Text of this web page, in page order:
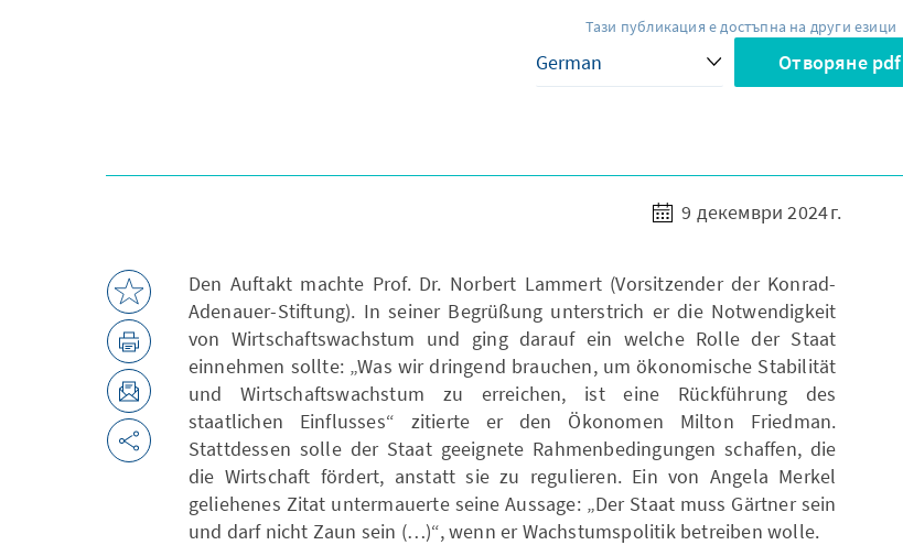
Тази публикация е достъпна на други езици
Отворяне pdf
9 декември 2024 г.
Den Auftakt machte Prof. Dr. Norbert Lammert (Vorsitzender der Konrad-
Adenauer-Stiftung). In seiner Begrüßung unterstrich er die Notwendigkeit
von Wirtschaftswachstum und ging darauf ein welche Rolle der Staat
einnehmen sollte: „Was wir dringend brauchen, um ökonomische Stabilität
und Wirtschaftswachstum zu erreichen, ist eine Rückführung des
staatlichen Einflusses“ zitierte er den Ökonomen Milton Friedman.
Stattdessen solle der Staat geeignete Rahmenbedingungen schaffen, die
die Wirtschaft fördert, anstatt sie zu regulieren. Ein von Angela Merkel
geliehenes Zitat untermauerte seine Aussage: „Der Staat muss Gärtner sein
und darf nicht Zaun sein (…)“, wenn er Wachstumspolitik betreiben wolle.